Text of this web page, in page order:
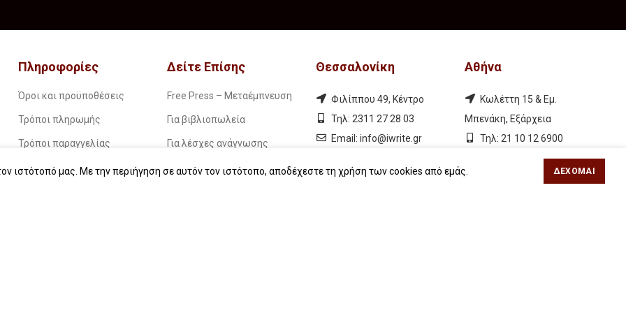
Πληροφορίες
Όροι και προϋποθέσεις
Τρόποι πληρωμής
Τρόποι παραγγελίας
Τρόποι παραλαβής
Δείτε Επίσης
Free Press – Μεταέμπνευση
Για βιβλιοπωλεία
Για λέσχες ανάγνωσης
Για δημοσιογράφους
Θεσσαλονίκη
Φιλίππου 49, Κέντρο
Τηλ: 2311 27 28 03
Εmail: info@iwrite.gr
Αθήνα
Κωλέττη 15 & Εμ.
Μπενάκη, Εξάρχεια
Τηλ: 21 10 12 6900
info@iwrite.gr
ιστότοπό μας. Με την περιήγηση σε αυτόν τον ιστότοπο, αποδέχεστε τη χρήση των cookies από εμάς. ΔΈΧΟΜΑΙ